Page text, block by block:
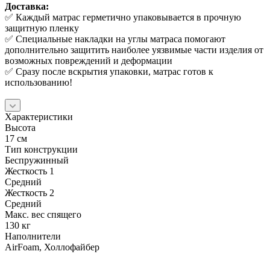
Доставка:
✅ Каждый матрас герметично упаковывается в прочную
защитную пленку
✅ Специальные накладки на углы матраса помогают
дополнительно защитить наиболее уязвимые части изделия от
возможных повреждений и деформации
✅ Сразу после вскрытия упаковки, матрас готов к
использованию!
Характеристики
Высота
17 см
Тип конструкции
Беспружинный
Жесткость 1
Средний
Жесткость 2
Средний
Макс. вес спящего
130 кг
Наполнители
AirFoam, Холлофайбер